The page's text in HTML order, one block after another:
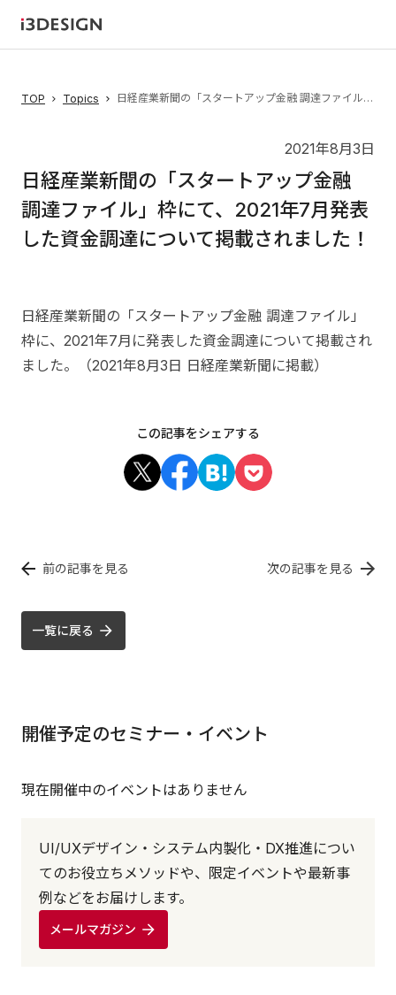
TOP Topics 日経産業新聞の「スタートアップ金融 調達ファイル」枠にて、2021年7月発表した資金調達について掲載されました！
2021年8月3日
日経産業新聞の「スタートアップ金融
調達ファイル」枠にて、2021年7月発表
した資金調達について掲載されました！
日経産業新聞の「スタートアップ金融 調達ファイル」
枠に、2021年7月に発表した資金調達について掲載され
ました。（2021年8月3日 日経産業新聞に掲載）
この記事をシェアする
前の記事を見る 次の記事を見る
一覧に戻る
開催予定のセミナー・イベント
現在開催中のイベントはありません
UI/UXデザイン・システム内製化・DX推進につい
てのお役立ちメソッドや、限定イベントや最新事
例などをお届けします。
メールマガジン